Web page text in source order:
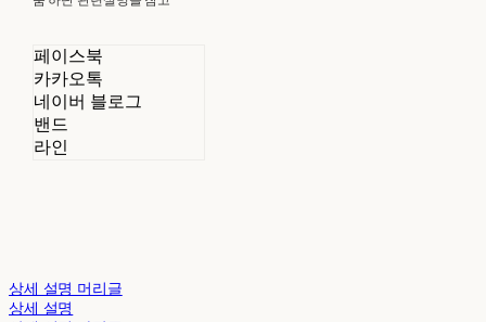
페이스북
카카오톡
네이버 블로그
밴드
라인
상세 설명 머리글
상세 설명